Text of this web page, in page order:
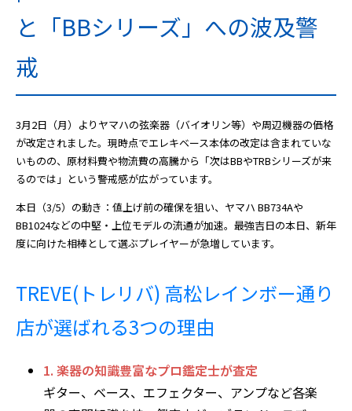
と「BBシリーズ」への波及警
戒
3月2日（月）よりヤマハの弦楽器（バイオリン等）や周辺機器の価格
が改定されました。現時点でエレキベース本体の改定は含まれていな
いものの、原材料費や物流費の高騰から「次はBBやTRBシリーズが来
るのでは」という警戒感が広がっています。
本日（3/5）の動き ：値上げ前の確保を狙い、 ヤマハ BB734Aや
BB1024などの中堅・上位モデルの流通が加速。最強吉日の本日、新年
度に向けた相棒として選ぶプレイヤーが急増しています。
TREVE(トレリバ) 高松レインボー通り
店が選ばれる3つの理由
1. 楽器の知識豊富なプロ鑑定士が査定
ギター、ベース、エフェクター、アンプなど各楽